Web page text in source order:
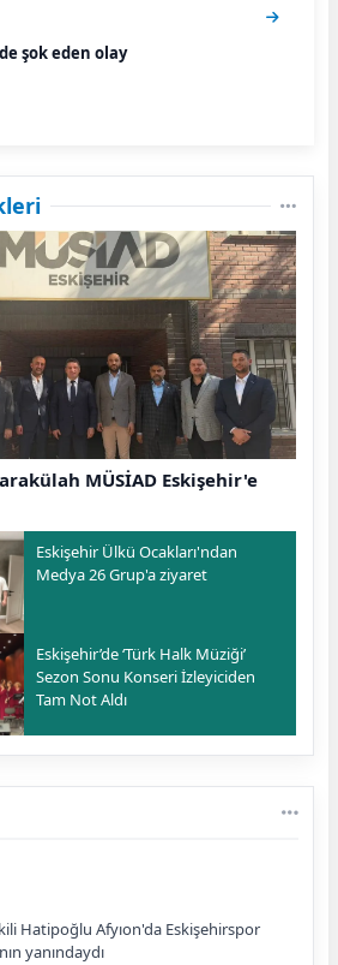
şok eden olay
MÜSİAD Eskişehir'e
Eskişehir Ülkü Ocakları'ndan
Medya 26 Grup'a ziyaret
Eskişehir’de ‘Türk Halk Müziği’
Sezon Sonu Konseri İzleyiciden
Tam Not Aldı
Hatipoğlu Afyıon'da Eskişehirspor
yanındaydı